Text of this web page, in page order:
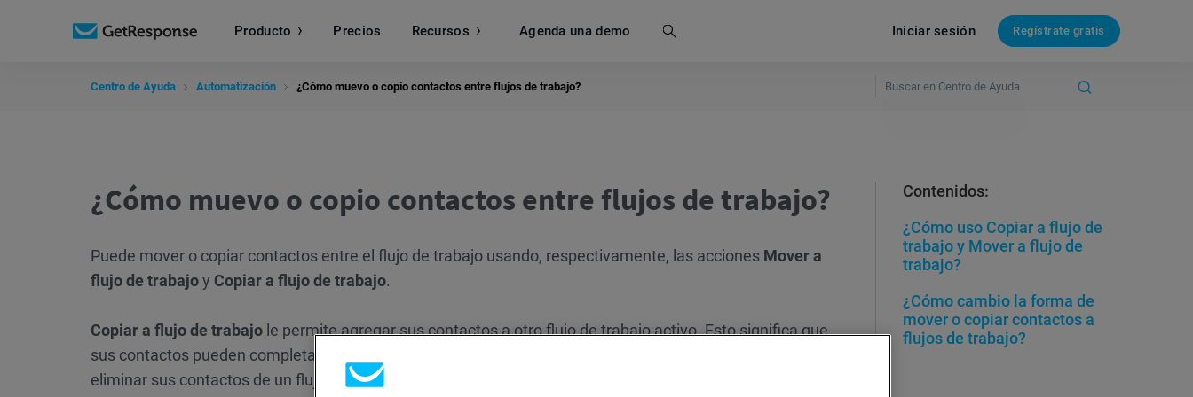
Producto Precios Recursos Agenda una demo
Buscar Iniciar sesión Regístrate gratis
Centro de Ayuda Automatización ¿Cómo muevo o copio contactos entre flujos de trabajo?
Contenidos:
¿Cómo uso Copiar a flujo de
trabajo y Mover a flujo de
trabajo?
¿Cómo cambio la forma de
mover o copiar contactos a
flujos de trabajo?
¿Cómo muevo o copio contactos entre flujos de trabajo?
Puede mover o copiar contactos entre el flujo de trabajo usando, respectivamente, las acciones Mover a
flujo de trabajoy Copiar a flujo de trabajo.
Copiar a flujo de trabajo le permite agregar sus contactos a otro flujo de trabajo activo. Esto significa que
sus contactos pueden completar más de un flujo de trabajo a la vez. Utilice
eliminar sus contactos de un flujo de trabajo y agregarlos a otro. Efectivamente, los contactos que llegan a